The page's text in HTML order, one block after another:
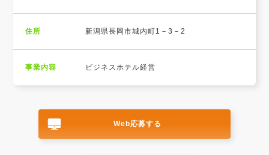
住所 新潟県長岡市城内町1－3－2
事業内容 ビジネスホテル経営
Web応募する